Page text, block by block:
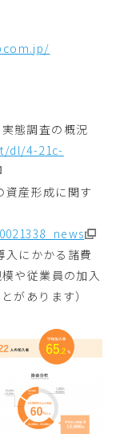
態調査の概況
dl/4-21c-
資産形成に関す
入にかかる諸費
や従業員の加入
が あります）